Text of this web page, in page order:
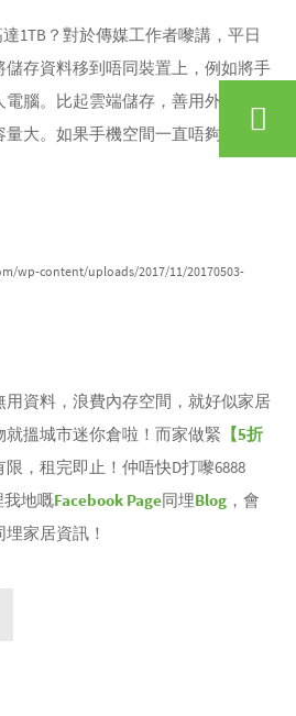
1TB？對於傳媒工作者嚟講，平日
存資料移到唔同裝置上，例如將手
腦。比起雲端儲存，善用外置儲存
大。如果手機空間一直唔夠，都不
wp-content/uploads/2017/11/20170503-
資料，浪費內存空間，就好似家居
搵城市迷你倉啦！而家做緊 【5折
限，租完即止！仲唔快D打嚟6888
我地嘅Facebook Page同埋Blog ，會
家居資訊！